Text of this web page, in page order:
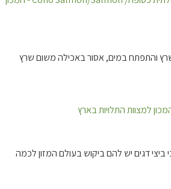
והתפתח במים, אסור באכילה משום שרץ
ביצי דגים יש להם ביקוש בעולם המזון לכמה